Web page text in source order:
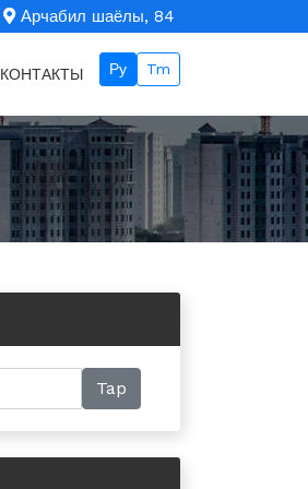
Арчабил шаёлы, 84
КОНТАКТЫ Ру Tm